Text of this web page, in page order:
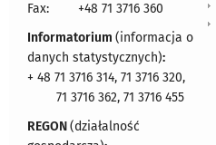
Fax:
+48 71 3716 360
Informatorium (informacja o
danych statystycznych):
+ 48 71 3716 314, 71 3716 320,
71 3716 362, 71 3716 455
REGON(działalność